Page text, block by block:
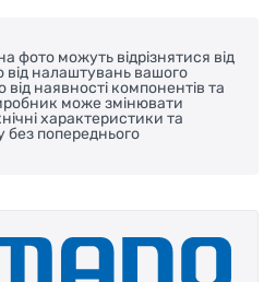
фото можуть відрізнятися від
налаштувань вашого
наявності компонентів та
може змінювати
характеристики та
попереднього